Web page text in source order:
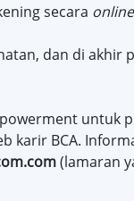
secara online
dan di
untuk
karir BCA.
(lamaran